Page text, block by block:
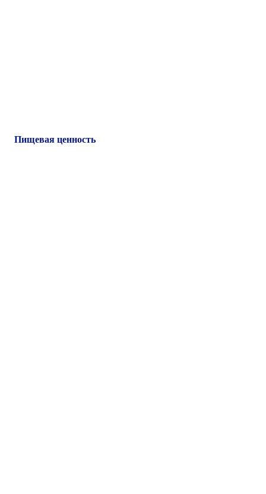
Пищевая ценность